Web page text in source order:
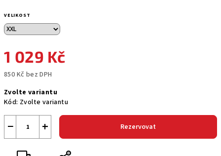
VELIKOST
1 029 Kč
850 Kč bez DPH
cena:
Zvolte variantu
Kód: Zvolte variantu
+
− Rezervovat